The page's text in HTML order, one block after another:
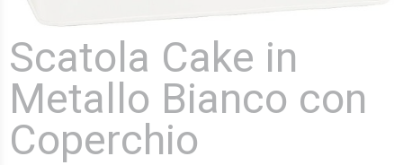
Scatola Cake in
Metallo Bianco con
Coperchio